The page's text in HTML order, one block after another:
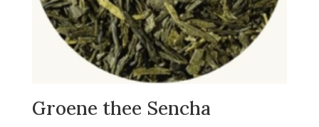
Groene thee Sencha